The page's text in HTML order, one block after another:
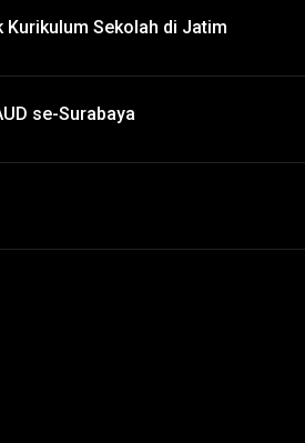
Sekolah di Jatim
se-Surabaya